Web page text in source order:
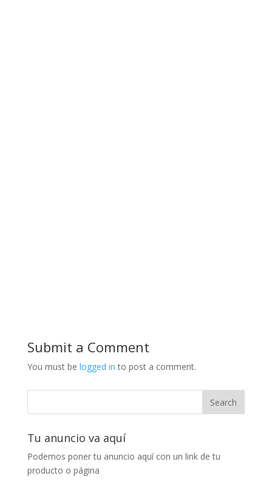
Submit a Comment
You must be logged in to post a comment.
Tu anuncio va aquí
Podemos poner tu anuncio aquí con un link de tu
producto o página